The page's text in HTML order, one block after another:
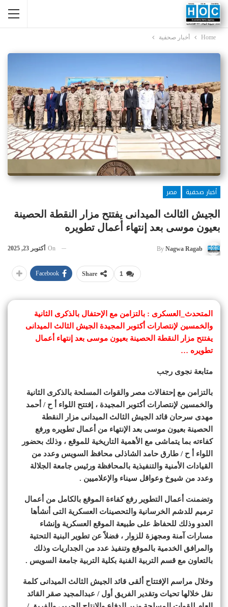
Home أخبار صحفية
أخبار صحفية
مصر
الجيش الثالث الميدانى يفتتح مزار النقطة الحصينة
بعيون موسى بعد إنتهاء أعمال تطويره
By Nagwa Ragab
On أكتوبر 23, 2025
1
Share
Facebook
المتحدث_العسكرى : بالتزامن مع الإحتفال بالذكرى الثانية
والخمسين لإنتصارات أكتوبر المجيدة الجيش الثالث الميدانى
يفتتح مزار النقطة الحصينة بعيون موسى بعد إنتهاء أعمال
تطويره …
متابعة نجوى رجب
بالتزامن مع إحتفالات مصر والقوات المسلحة بالذكرى الثانية
والخمسين لإنتصارات أكتوبر المجيدة ، إفتتح اللواء أ ح / أحمد
مهدى سرحان قائد الجيش الثالث الميدانى مزار النقطة
الحصينة بعيون موسى بعد الإنتهاء من أعمال تطويره ورفع
كفاءته بما يتماشى مع الأهمية التاريخية للموقع ، وذلك بحضور
اللواء أ ح / طارق حامد الشاذلى محافظ السويس وعدد من
القيادات الأمنية والتنفيذية بالمحافظة ورئيس جامعة الجلالة
وعدد من شيوخ وعواقل سيناء والإعلاميين .
وتضمنت أعمال التطوير رفع كفاءة الموقع بالكامل من أعمال
ترميم للدشم الخرسانية والتحصينات العسكرية التى أنشأها
العدو وذلك للحفاظ على طبيعة الموقع العسكرية وإنشاء
مسارات آمنة ومجهزة للزوار ، فضلاً عن تطوير البنية التحتية
والمرافق الخدمية بالموقع وتنفيذ عدد من الجداريات وذلك
بالتعاون مع قسم التربية الفنية بكلية التربية جامعة السويس .
وخلال مراسم الإفتتاح ألقى قائد الجيش الثالث الميدانى كلمة
نقل خلالها تحيات وتقدير الفريق أول / عبدالمجيد صقر القائد